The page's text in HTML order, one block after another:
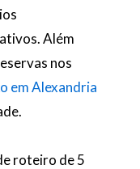
Além
nos
em Alexandria
roteiro de 5